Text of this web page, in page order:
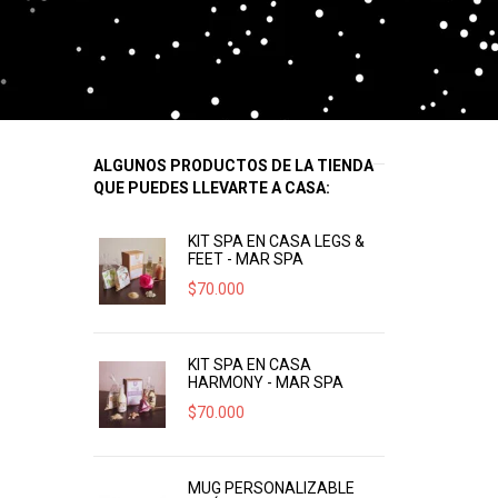
ALGUNOS PRODUCTOS DE LA TIENDA
QUE PUEDES LLEVARTE A CASA:
KIT SPA EN CASA LEGS &
FEET - MAR SPA
$70.000
KIT SPA EN CASA
HARMONY - MAR SPA
$70.000
MUG PERSONALIZABLE